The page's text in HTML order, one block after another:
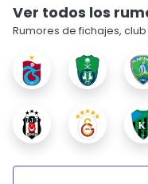
Ver todos los
Rumores de fichajes,